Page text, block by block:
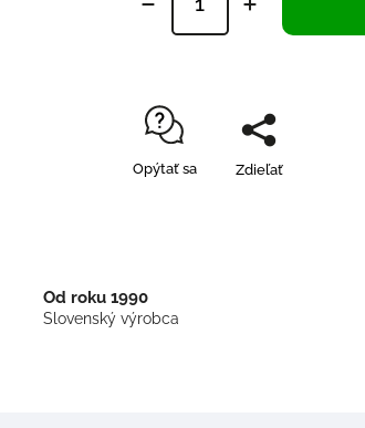
Opýtať sa Zdieľať
Od roku 1990
Slovenský výrobca